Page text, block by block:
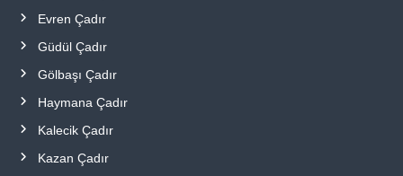
Evren Çadır
Güdül Çadır
Gölbaşı Çadır
Haymana Çadır
Kalecik Çadır
Kazan Çadır